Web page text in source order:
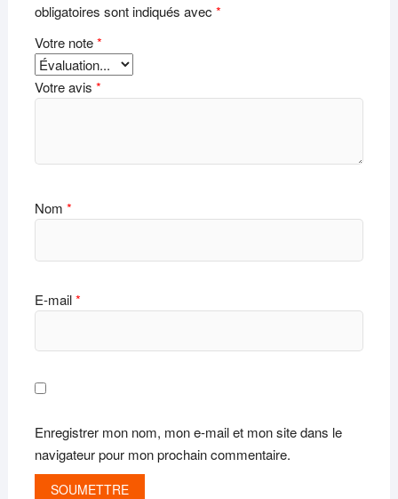
obligatoires sont indiqués avec *
Votre note*
Votre avis *
Nom *
E-mail*
Enregistrer mon nom, mon e-mail et mon site dans le
navigateur pour mon prochain commentaire.